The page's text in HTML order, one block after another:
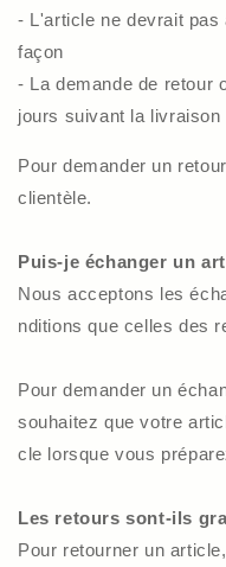
- L'article ne devrait pas
façon
- La demande de retour
jours suivant la livraison
Pour demander un
clientèle.
Puis-je échanger un
Nous acceptons les
nditions que celles des
Pour demander un
souhaitez que votre
cle lorsque vous
Les retours sont-ils
Pour retourner un